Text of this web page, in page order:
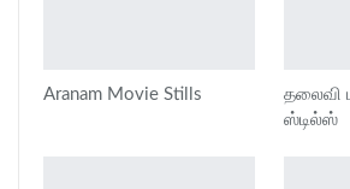
Aranam Movie Stills
தலைவி
ஸ்டில்ஸ்